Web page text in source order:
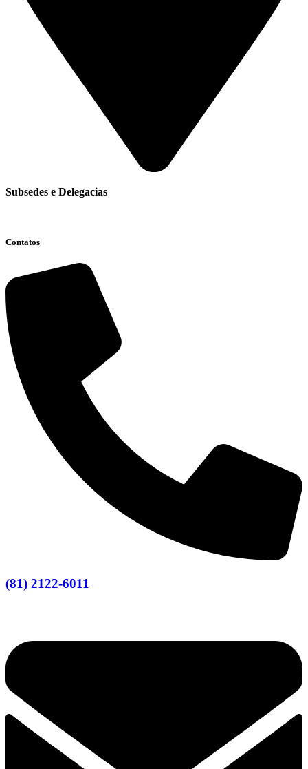
Subsedes e Delegacias
Contatos
(81) 2122-6011